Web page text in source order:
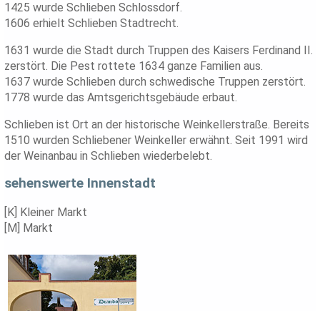
1425 wurde Schlieben Schlossdorf.
1606 erhielt Schlieben Stadtrecht.
1631 wurde die Stadt durch Truppen des Kaisers Ferdinand II.
zerstört. Die Pest rottete 1634 ganze Familien aus.
1637 wurde Schlieben durch schwedische Truppen zerstört.
1778 wurde das Amtsgerichtsgebäude erbaut.
Schlieben ist Ort an der historische Weinkellerstraße. Bereits
1510 wurden Schliebener Weinkeller erwähnt. Seit 1991 wird
der Weinanbau in Schlieben wiederbelebt.
sehenswerte Innenstadt
[K] Kleiner Markt
[M] Markt